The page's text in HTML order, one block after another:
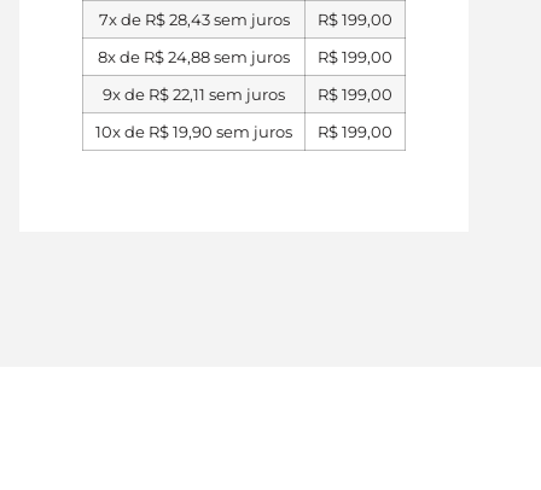
7x de R$28,43sem juros R$199,00
8x de R$24,88sem juros R$199,00
9x de R$22,11 sem juros R$199,00
10x de R$19,90 sem juros R$199,00